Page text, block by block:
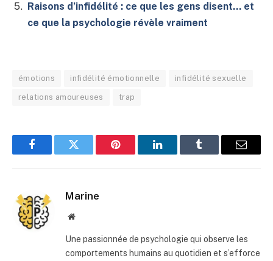
Raisons d’infidélité : ce que les gens disent… et
ce que la psychologie révèle vraiment
émotions infidélité émotionnelle infidélité sexuelle
relations amoureuses trap
FacebookTwitter Pinterest LinkedInTumblr
E-
Marine
Site
Une passionnée de psychologie qui observe les
comportements humains au quotidien et s’efforce